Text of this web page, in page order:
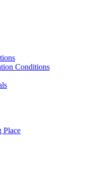
Conditions
Place